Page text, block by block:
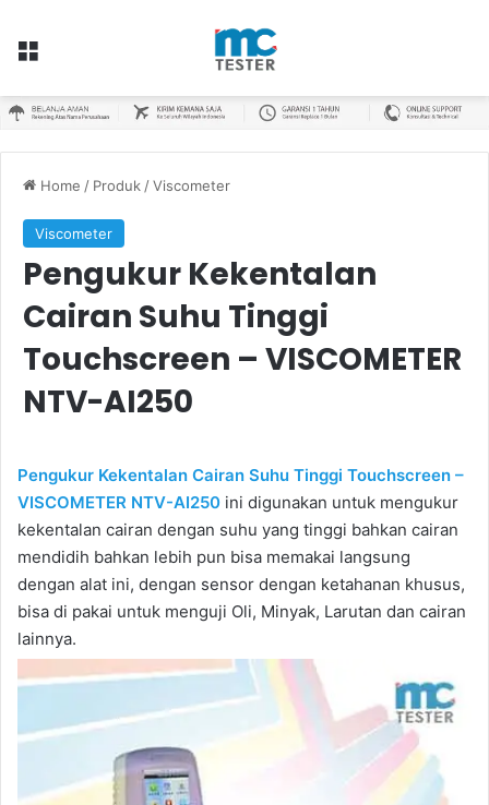
Menu
Home / Produk /Viscometer
Viscometer
Pengukur Kekentalan
Cairan Suhu Tinggi
Touchscreen – VISCOMETER
NTV-AI250
Pengukur Kekentalan Cairan Suhu Tinggi Touchscreen –
VISCOMETER NTV-AI250 ini digunakan untuk mengukur
kekentalan cairan dengan suhu yang tinggi bahkan cairan
mendidih bahkan lebih pun bisa memakai langsung
dengan alat ini, dengan sensor dengan ketahanan khusus,
bisa di pakai untuk menguji Oli, Minyak, Larutan dan cairan
lainnya.